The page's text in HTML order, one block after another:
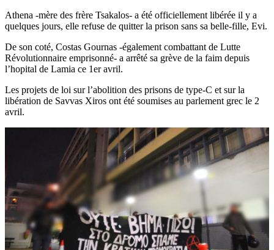
Athena -mère des frère Tsakalos- a été officiellement libérée il y a
quelques jours, elle refuse de quitter la prison sans sa belle-fille, Evi.
De son coté, Costas Gournas -également combattant de Lutte
Révolutionnaire emprisonné- a arrêté sa grève de la faim depuis
l’hopital de Lamia ce 1er avril.
Les projets de loi sur l’abolition des prisons de type-C et sur la
libération de Savvas Xiros ont été soumises au parlement grec le 2
avril.